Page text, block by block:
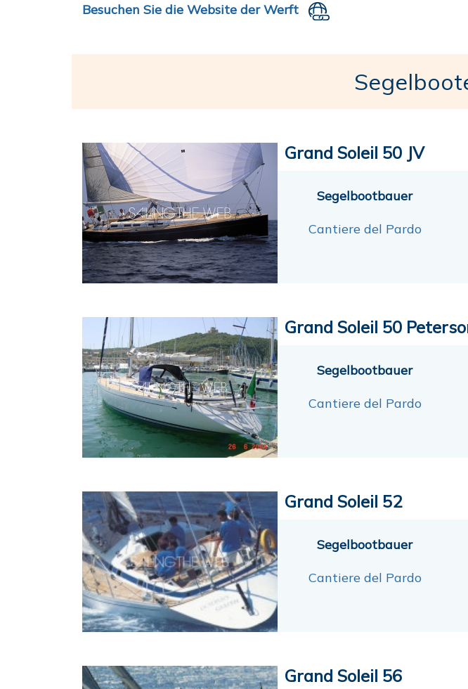
Besuchen Sie die Website der Werft
Grand Soleil 50 JV
Segelbootbauer
Cantiere del Pardo
Grand Soleil 50
Segelbootbauer
Cantiere del Pardo
Grand Soleil 52
Segelbootbauer
Cantiere del Pardo
Grand Soleil 56